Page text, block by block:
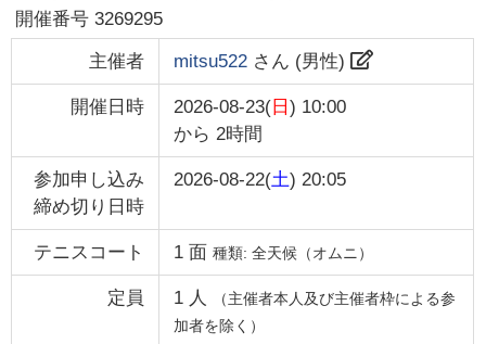
開催番号3269295
主催者 mitsu522さん (男性)
開催日時 2026-08-23(日 ) 10:00
から 2時間
参加申し込み
締め切り日時
2026-08-22(土) 20:05
テニスコート 1面 種類: 全天候（オムニ）
定員 1 人
（主催者本人及び主催者枠による参
加者を除く）